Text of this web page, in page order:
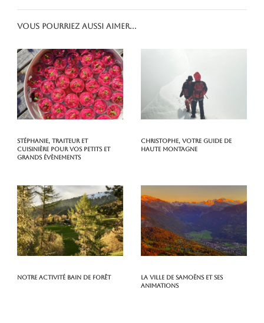
Vous pourriez aussi aimer...
Stéphanie, traiteur et
cuisinière pour vos petits et
grands évènements
Christophe, votre guide de
haute montagne
Notre activité Bain de Forêt
La ville de Samoëns et ses
animations